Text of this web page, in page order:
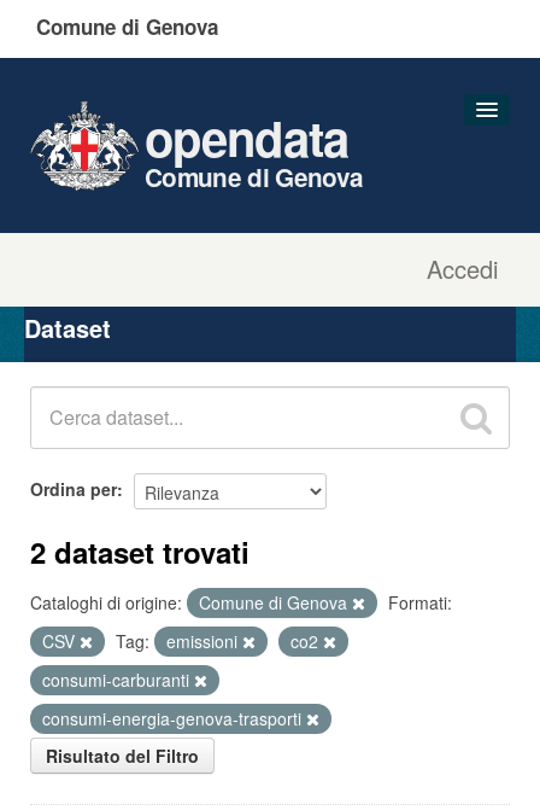
Comune di Genova
Accedi
opendata
Comune di Genova
Organizzazioni
Gruppi
Dataset
Ordina per
2 dataset trovati
Cataloghi di origine: Comune di Genova
Formati:
CSV
Tag: emissioni
co2
consumi-carburanti
consumi-energia-genova-trasporti
Risultato del Filtro